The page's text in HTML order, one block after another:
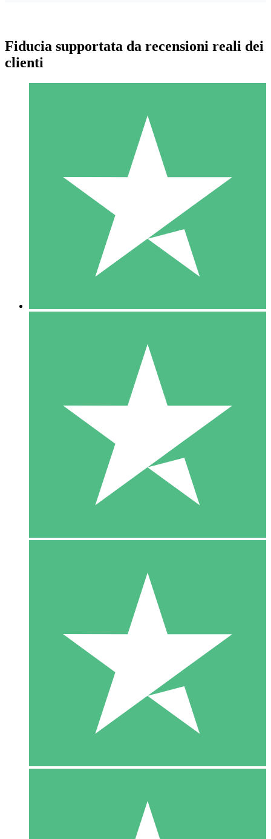
Pacchetti di Crediti Individuali
Paga a consumo con crediti di download. Nessun impegno
1 Download
10
US$1500
10 Download
20
Fiducia supportata da recensioni reali dei
clienti